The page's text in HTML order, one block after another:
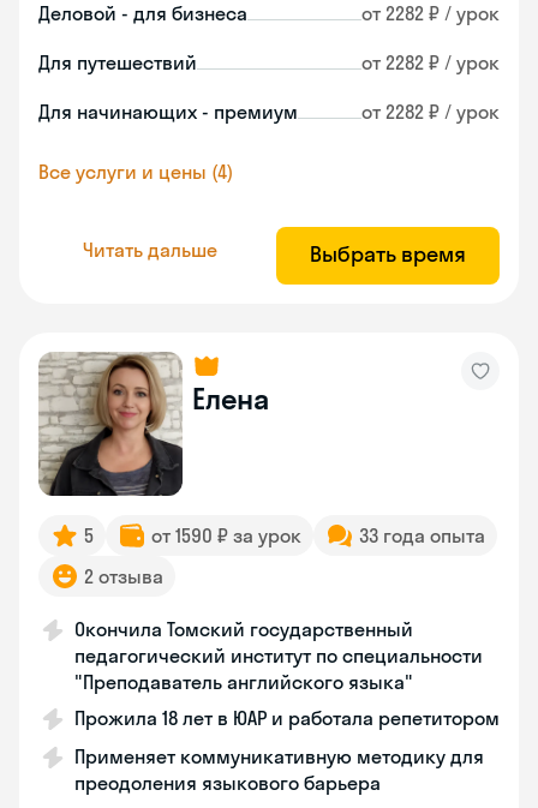
Деловой - для бизнеса от 2282 ₽ / урок
Для путешествий от 2282 ₽ / урок
Для начинающих - премиум от 2282 ₽ / урок
Все услуги и цены (4)
Читать дальше Выбрать время
Елена
5 от 1590 ₽ за урок
33 года опыта
2 отзыва
Окончила Томский государственный
педагогический институт по специальности
"Преподаватель английского языка"
Прожила 18 лет в ЮАР и работала репетитором
Применяет коммуникативную методику для
преодоления языкового барьера